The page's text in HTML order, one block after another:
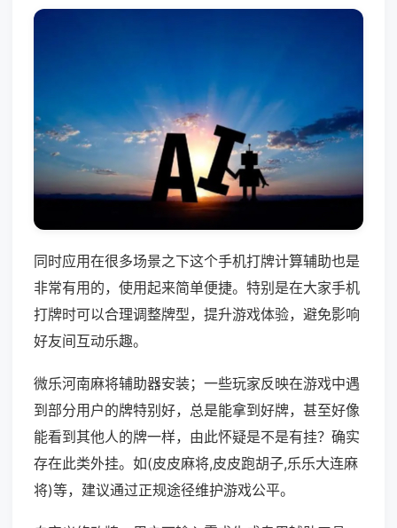
同时应用在很多场景之下这个手机打牌计算辅助也是
非常有用的，使用起来简单便捷。特别是在大家手机
打牌时可以合理调整牌型，提升游戏体验，避免影响
好友间互动乐趣。
微乐河南麻将辅助器安装；一些玩家反映在游戏中遇
到部分用户的牌特别好，总是能拿到好牌，甚至好像
能看到其他人的牌一样，由此怀疑是不是有挂？确实
存在此类外挂。如(皮皮麻将,皮皮跑胡子,乐乐大连麻
将)等，建议通过正规途径维护游戏公平。